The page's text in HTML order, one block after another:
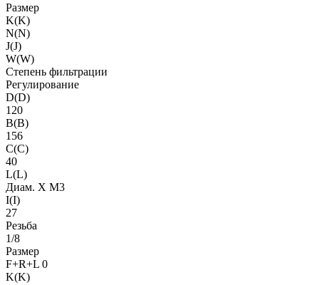
Размер
K(K)
N(N)
J(J)
W(W)
Степень фильтрации
Регулирование
D(D)
120
B(B)
156
C(C)
40
L(L)
Диам. X M3
I(I)
27
Резьба
1/8
Размер
F+R+L 0
K(K)